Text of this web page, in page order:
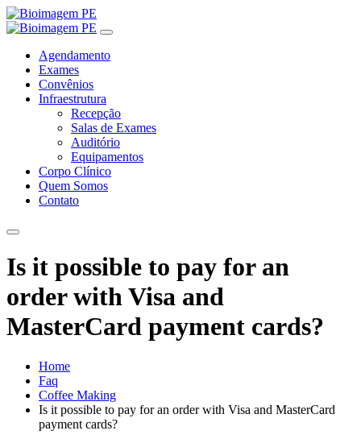
Agendamento
Exames
Convênios
Infraestrutura
Recepção
Salas de Exames
Auditório
Equipamentos
Corpo Clínico
Quem Somos
Contato
Is it possible to pay for an
order with Visa and
MasterCard payment cards?
Home
Faq
Coffee Making
Is it possible to pay for an order with Visa and MasterCard
payment cards?